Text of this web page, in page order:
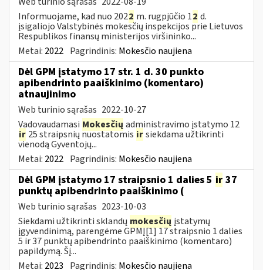
Informuojame, kad nuo 2022 m. rugpjūčio 12 d.
įsigaliojo Valstybinės mokesčių inspekcijos prie Lietuvos
Respublikos finansų ministerijos viršininko...
Metai: 2022 Pagrindinis: Mokesčio naujiena
Dėl GPM įstatymo 17 str. 1 d. 30 punkto
apibendrinto paaiškinimo (komentaro)
atnaujinimo
Web turinio sąrašas 2022-10-27
Vadovaudamasi Mokesčių administravimo įstatymo 12
ir 25 straipsnių nuostatomis irsiekdama užtikrinti
vienodą Gyventojų...
Metai: 2022 Pagrindinis: Mokesčio naujiena
Dėl GPM įstatymo 17 straipsnio 1 dalies 5 ir 37
punktų apibendrinto paaiškinimo (
Web turinio sąrašas 2023-10-03
Siekdami užtikrinti sklandų mokesčių įstatymų
įgyvendinimą, parengėme GPMĮ[1] 17 straipsnio 1 dalies
5 ir 37 punktų apibendrinto paaiškinimo (komentaro)
papildymą. Šį...
Metai: 2023 Pagrindinis: Mokesčio naujiena